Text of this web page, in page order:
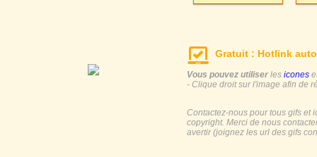
Gratuit : Hotlink
Vous pouvez utiliser les icones
- Clique droit sur l'image afin de
Contactez-nous pour tous gifs et
copyright. Merci de nous
avertir (joignez les url des gifs